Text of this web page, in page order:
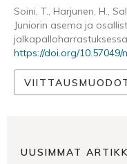
Soini, T., Harjunen, H.,
Juniorin asema ja
https://doi.org/
UUSIMMAT